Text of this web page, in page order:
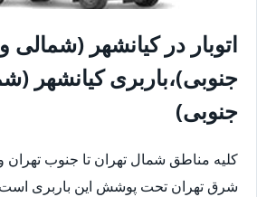
اتوبار در کیانشهر (شمالی و
جنوبی)،باربری کیانشهر
جنوبی)
کلیه مناطق شمال تهران تا جنوب تهران
شرق تهران تحت پوشش این باربری